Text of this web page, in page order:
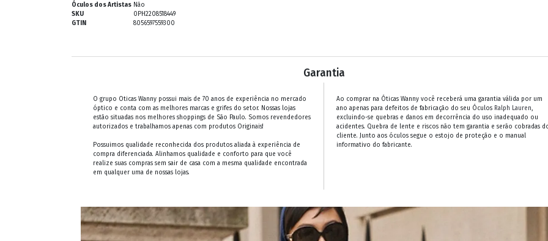
Óculos dos Artistas Não
SKU
0PH2208518449
GTIN
8056597559300
Garantia
O grupo Oticas Wanny possui mais de 70 anos de experiência no mercado
óptico e conta com as melhores marcas e grifes do setor. Nossas lojas
estão situadas nos melhores shoppings de São Paulo. Somos revendedores
autorizados e trabalhamos apenas com produtos Originais!
Possuimos qualidade reconhecida dos produtos aliada à experiência de
compra diferenciada. Alinhamos qualidade e conforto para que você
realize suas compras sem sair de casa com a mesma qualidade encontrada
em qualquer uma de nossas lojas.
Ao comprar na Óticas Wanny você receberá uma garantia válida por um
ano apenas para defeitos de fabricação do seu Óculos Ralph Lauren,
excluindo-se quebras e danos em decorrência do uso inadequado ou
acidentes. Quebra de lente e riscos não tem garantia e serão cobradas
cliente. Junto aos óculos segue o estojo de proteção e o manual
informativo do fabricante.